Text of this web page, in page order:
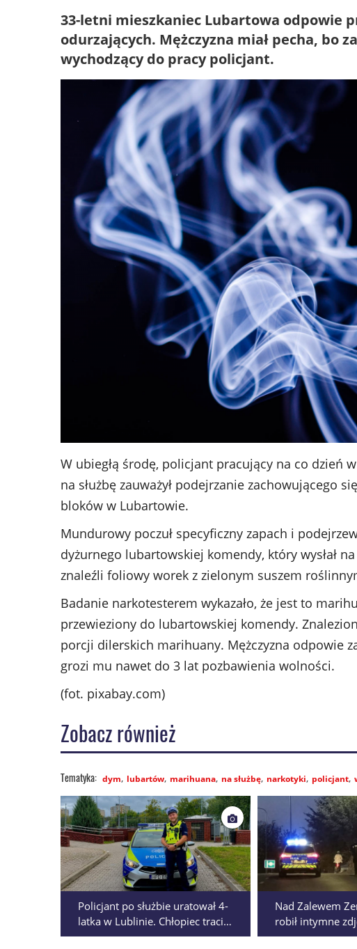
33-letni mieszkaniec Lubartowa odpowie
odurzających. Mężczyzna miał pecha, bo
wychodzący do pracy policjant.
W ubiegłą środę, policjant pracujący na co dzień
na służbę zauważył podejrzanie zachowującego
bloków w Lubartowie.
Mundurowy poczuł specyficzny zapach i
dyżurnego lubartowskiej komendy, który wysłał
znaleźli foliowy worek z zielonym suszem
Badanie narkotesterem wykazało, że jest to
przewieziony do lubartowskiej komendy.
porcji dilerskich marihuany. Mężczyzna odpowie
grozi mu nawet do 3 lat pozbawienia wolności.
(fot. pixabay.com)
Zobacz również
dym lubartów marihuana na służbę narkotyki policjant
Policjant po służbie uratował 4-
latka w Lublinie. Chłopiec tracił
oddech
Nad Zalewem
robił intymne
Tłumaczył, że